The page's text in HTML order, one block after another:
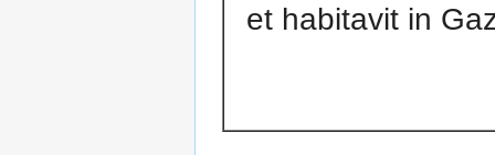
et habitavit in